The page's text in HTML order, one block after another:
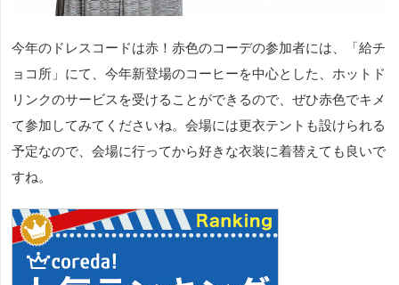
今年のドレスコードは赤！赤色のコーデの参加者には、「給チ
ョコ所」にて、今年新登場のコーヒーを中心とした、ホットド
リンクのサービスを受けることができるので、ぜひ赤色でキメ
て参加してみてくださいね。会場には更衣テントも設けられる
予定なので、会場に行ってから好きな衣装に着替えても良いで
すね。